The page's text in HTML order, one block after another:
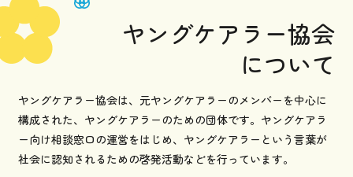
ヤングケアラー協会
について
ヤングケアラー協会は、元ヤングケアラーのメンバーを中心に
構成された、ヤングケアラーのための団体です。ヤングケアラ
ー向け相談窓口の運営をはじめ、ヤングケアラーという言葉が
社会に認知されるための啓発活動などを行っています。